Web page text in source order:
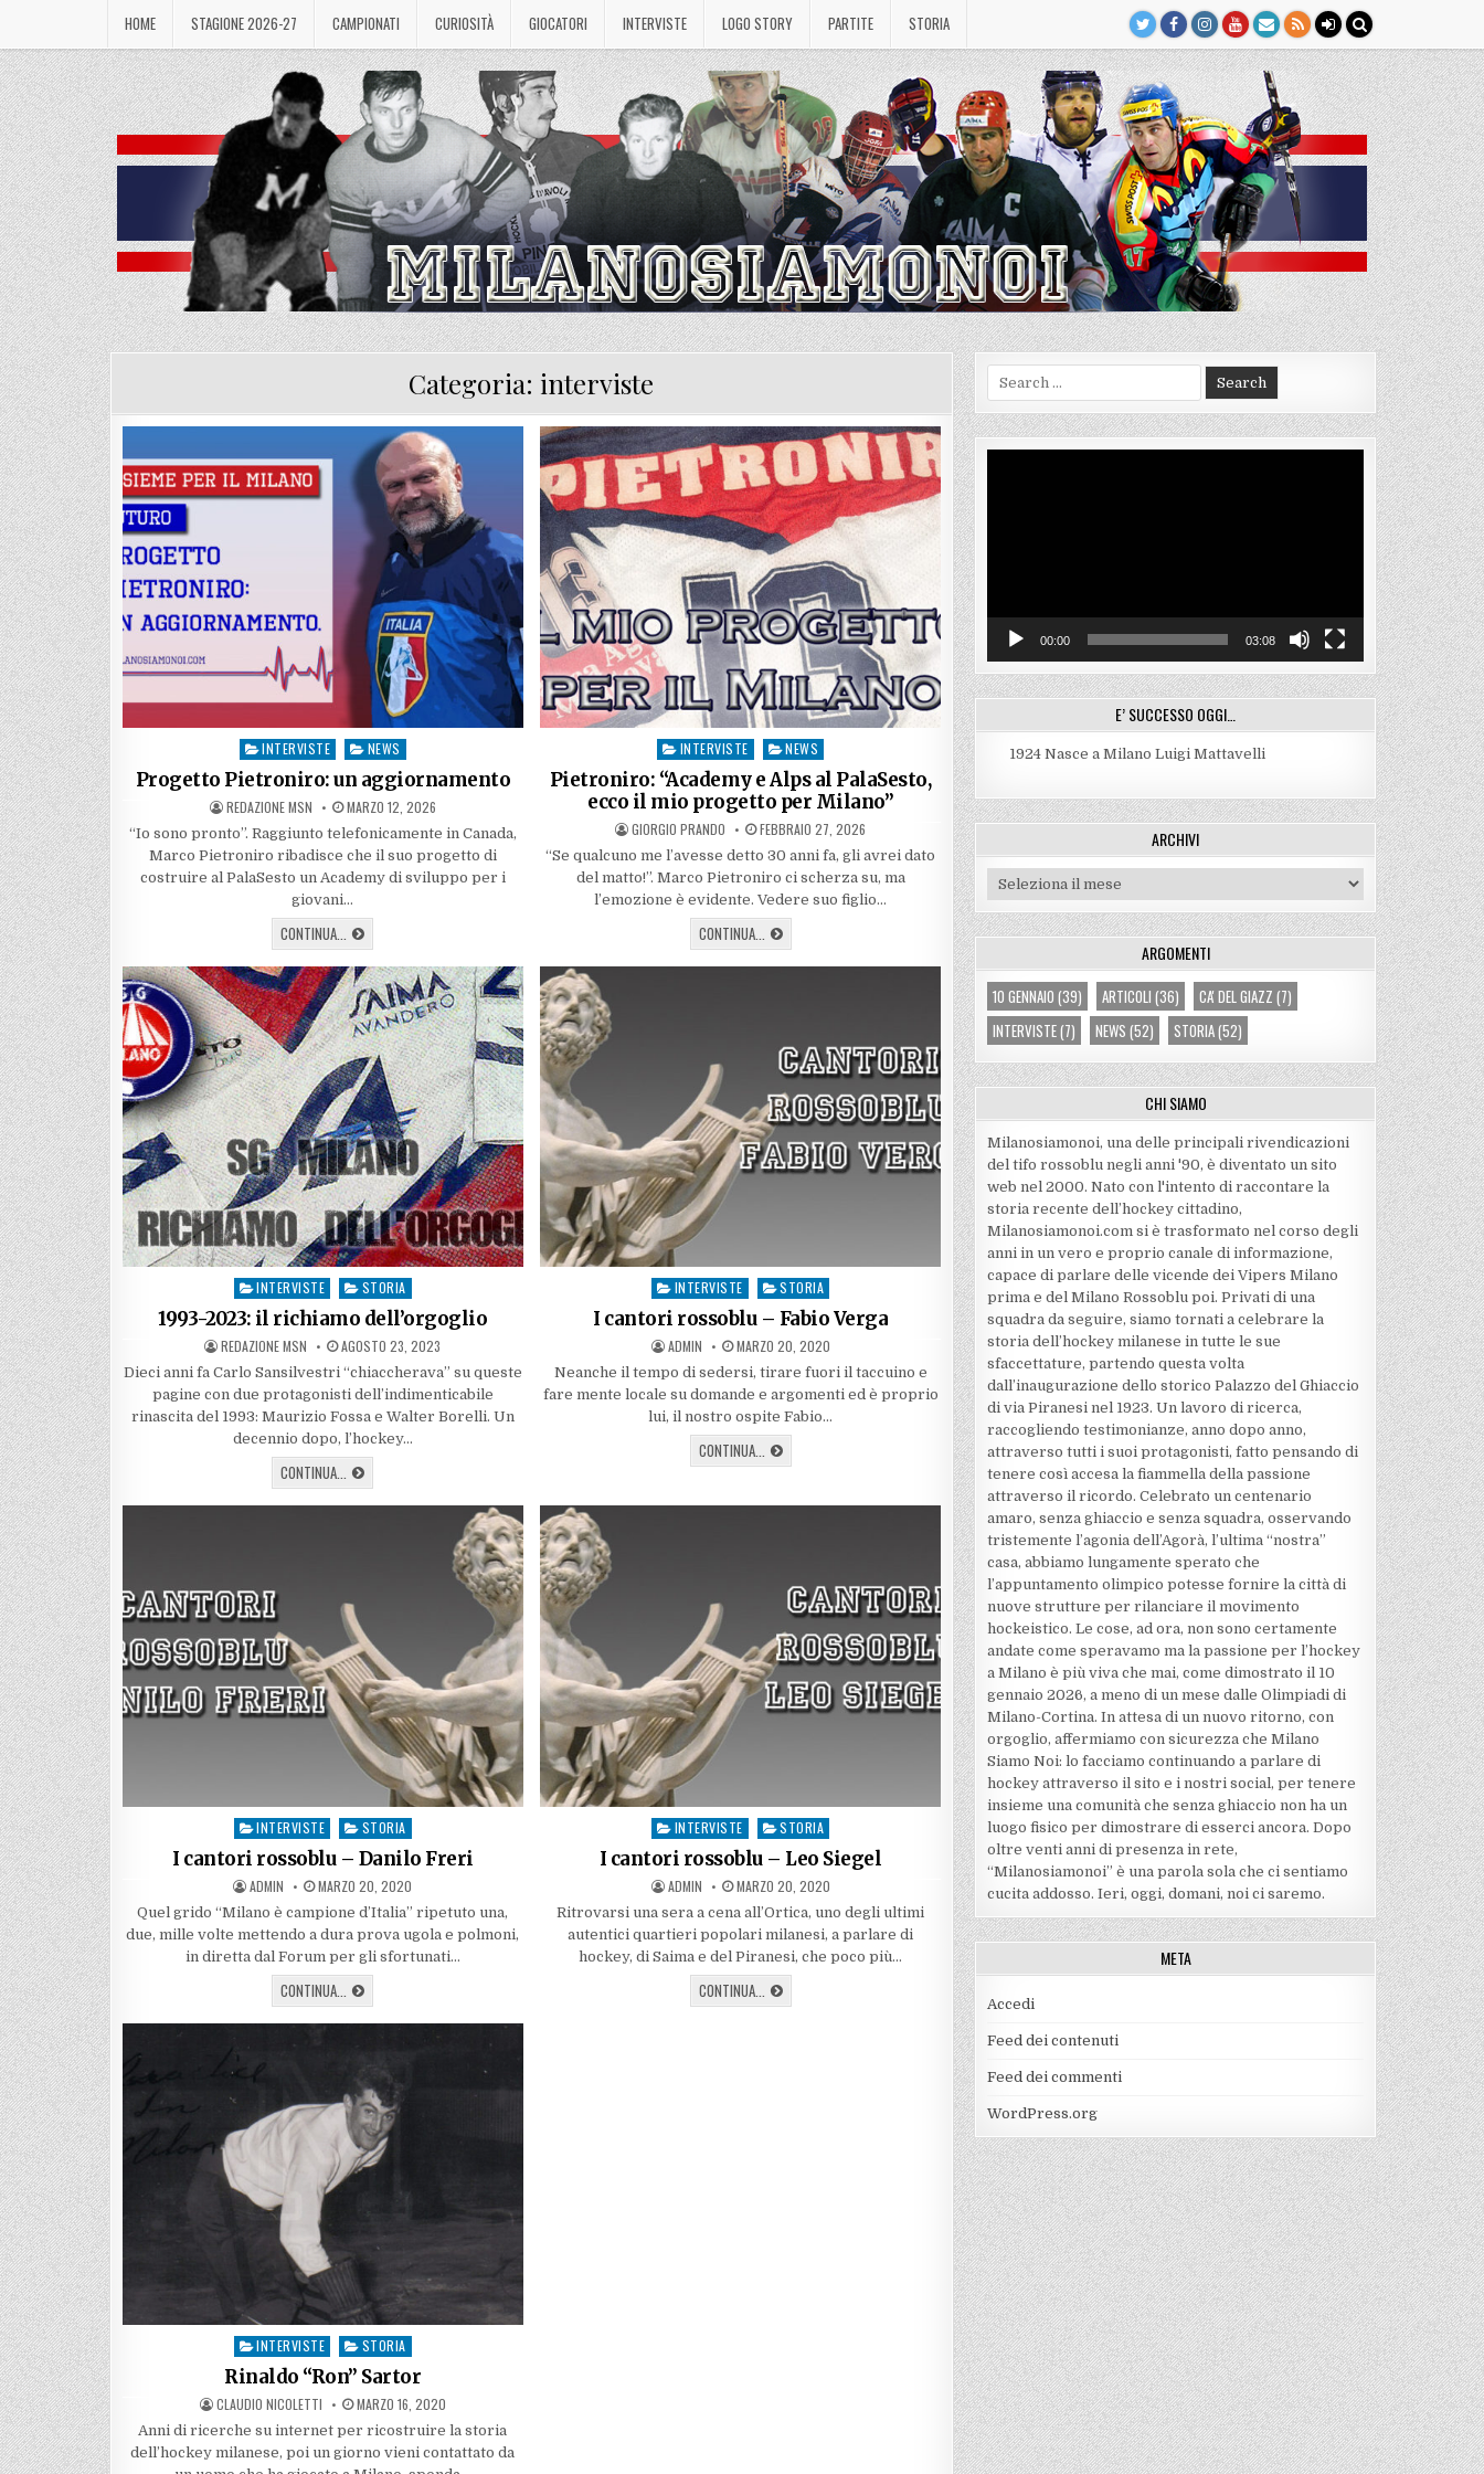
content
HOME STAGIONE 2026-27 CAMPIONATI CURIOSITÀ GIOCATORI INTERVISTE LOGO STORY PARTITE STORIA
Categoria: interviste
Posted
in
INTERVISTE NEWS
Progetto Pietroniro: un aggiornamento
AUTHOR:
REDAZIONE MSN PUBLISHED
DATE:
MARZO 12, 2026
“Io sono pronto”. Raggiunto telefonicamente in Canada,
Marco Pietroniro ribadisce che il suo progetto di
costruire al PalaSesto un Academy di sviluppo per i
giovani…
CONTINUA... PROGETTO
PIETRONIRO:
AGGIORNAMENTO
Posted
in
INTERVISTE NEWS
Pietroniro: “Academy e Alps al PalaSesto,
ecco il mio progetto per Milano”
AUTHOR:
GIORGIO PRANDO PUBLISHED
DATE:
FEBBRAIO 27, 2026
“Se qualcuno me l’avesse detto 30 anni fa, gli avrei dato
del matto!”. Marco Pietroniro ci scherza su, ma
l’emozione è evidente. Vedere suo figlio…
CONTINUA... PIETRONIRO:
“ACADEMY
MIO
PROGETTO
PER
MILANO”
Posted
in
INTERVISTE STORIA
1993-2023: il richiamo dell’orgoglio
AUTHOR:
REDAZIONE MSN PUBLISHED
DATE:
AGOSTO 23, 2023
Dieci anni fa Carlo Sansilvestri “chiaccherava” su queste
pagine con due protagonisti dell’indimenticabile
rinascita del 1993: Maurizio Fossa e Walter Borelli. Un
decennio dopo, l’hockey…
CONTINUA... 1993-
2023:
IL
Posted
INTERVISTE STORIA
I cantori rossoblu – Fabio Verga
AUTHOR:
ADMIN PUBLISHED
DATE:
MARZO 20, 2020
Neanche il tempo di sedersi, tirare fuori il taccuino e
fare mente locale su domande e argomenti ed è proprio
lui, il nostro ospite Fabio…
CONTINUA...
CANTORI
FABIO
Posted
INTERVISTE STORIA
I cantori rossoblu – Danilo Freri
AUTHOR:
ADMIN PUBLISHED
DATE:
MARZO 20, 2020
Quel grido “Milano è campione d’Italia” ripetuto una,
due, mille volte mettendo a dura prova ugola e polmoni,
in diretta dal Forum per gli sfortunati…
CONTINUA...
CANTORI
FRERI
Posted
INTERVISTE STORIA
I cantori rossoblu – Leo Siegel
AUTHOR:
ADMIN PUBLISHED
DATE:
MARZO 20, 2020
Ritrovarsi una sera a cena all’Ortica, uno degli ultimi
autentici quartieri popolari milanesi, a parlare di
hockey, di Saima e del Piranesi, che poco più…
CONTINUA...
CANTORI
Posted
in
INTERVISTE STORIA
Rinaldo “Ron” Sartor
AUTHOR:
CLAUDIO NICOLETTI PUBLISHED
DATE:
MARZO 16, 2020
Anni di ricerche su internet per ricostruire la storia
dell’hockey milanese, poi un giorno vieni contattato da
Search
for:
00:00 03:08
E’ SUCCESSO OGGI…
1924 Nasce a Milano Luigi Mattavelli
ARCHIVI
Archivi
ARGOMENTI
10 GENNAIO (39) ARTICOLI (36) CA' DEL GIAZZ (7)
INTERVISTE(7) NEWS (52) STORIA(52)
CHI SIAMO
Milanosiamonoi, una delle principali rivendicazioni
del tifo rossoblu negli anni '90, è diventato un sito
web nel 2000. Nato con l'intento di raccontare la
storia recente dell’hockey cittadino,
Milanosiamonoi.com si è trasformato nel corso degli
anni in un vero e proprio canale di informazione,
capace di parlare delle vicende dei Vipers Milano
prima e del Milano Rossoblu poi. Privati di una
squadra da seguire, siamo tornati a celebrare la
storia dell’hockey milanese in tutte le sue
sfaccettature, partendo questa volta
dall’inaugurazione dello storico Palazzo del Ghiaccio
di via Piranesi nel 1923. Un lavoro di ricerca,
raccogliendo testimonianze, anno dopo anno,
attraverso tutti i suoi protagonisti, fatto pensando di
tenere così accesa la fiammella della passione
attraverso il ricordo. Celebrato un centenario
amaro, senza ghiaccio e senza squadra, osservando
tristemente l’agonia dell’Agorà, l’ultima “nostra”
casa, abbiamo lungamente sperato che
l’appuntamento olimpico potesse fornire la città di
nuove strutture per rilanciare il movimento
hockeistico. Le cose, ad ora, non sono certamente
andate come speravamo ma la passione per l’hockey
a Milano è più viva che mai, come dimostrato il 10
gennaio 2026, a meno di un mese dalle Olimpiadi di
Milano-Cortina. In attesa di un nuovo ritorno, con
orgoglio, affermiamo con sicurezza che Milano
Siamo Noi: lo facciamo continuando a parlare di
hockey attraverso il sito e i nostri social, per tenere
insieme una comunità che senza ghiaccio non ha un
luogo fisico per dimostrare di esserci ancora. Dopo
oltre venti anni di presenza in rete,
“Milanosiamonoi” è una parola sola che ci sentiamo
cucita addosso. Ieri, oggi, domani, noi ci saremo.
META
Accedi
Feed dei contenuti
Feed dei commenti
WordPress.org